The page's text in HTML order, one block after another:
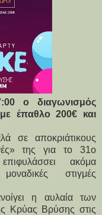
ο διαγωνισμός
έπαθλο 200€ και
σε αποκριάτικους
της για το 31ο
ακόμα
στιγμές
η αυλαία των
Κρύας Βρύσης στις